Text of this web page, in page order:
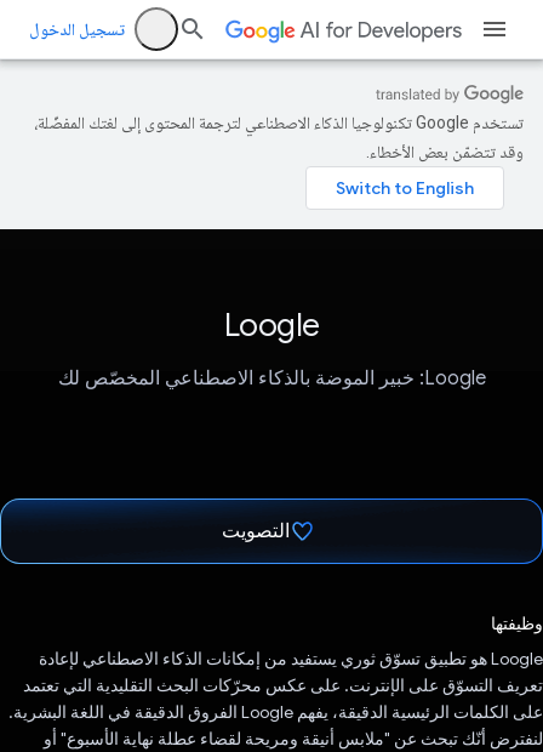
تسجيل الدخول
تستخدم Google تكنولوجيا الذكاء الاصطناعي لترجمة المحتوى إلى لغتك المفضّلة،
وقد تتضمّن بعض الأخطاء.
Loogle
Loogle: خبير الموضة بالذكاء الاصطناعي المخصّص لك
التصويت
وظيفتها
Loogle هو تطبيق تسوّق ثوري يستفيد من إمكانات الذكاء الاصطناعي لإعادة
تعريف التسوّق على الإنترنت. على عكس محرّكات البحث التقليدية التي تعتمد
على الكلمات الرئيسية الدقيقة، يفهم Loogle الفروق الدقيقة في اللغة البشرية.
لنفترض أنّك تبحث عن "ملابس أنيقة ومريحة لقضاء عطلة نهاية الأسبوع" أو